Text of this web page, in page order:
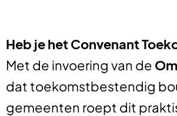
Heb je het Convenant
Met de invoering van de
dat toekomstbestendig
gemeenten roept dit